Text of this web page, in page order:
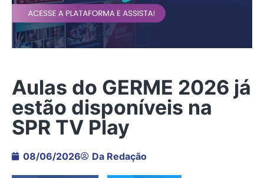
Aulas do GERME 2026 já
estão disponíveis na
SPR TV Play
08/06/2026 Da Redação